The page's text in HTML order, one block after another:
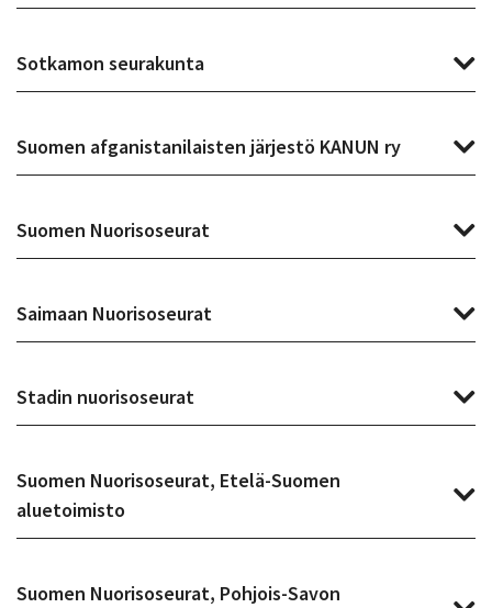
Sotkamon seurakunta
Suomen afganistanilaisten järjestö KANUN ry
Suomen Nuorisoseurat
Saimaan Nuorisoseurat
Stadin nuorisoseurat
Suomen Nuorisoseurat, Etelä-Suomen
aluetoimisto
Suomen Nuorisoseurat, Pohjois-Savon